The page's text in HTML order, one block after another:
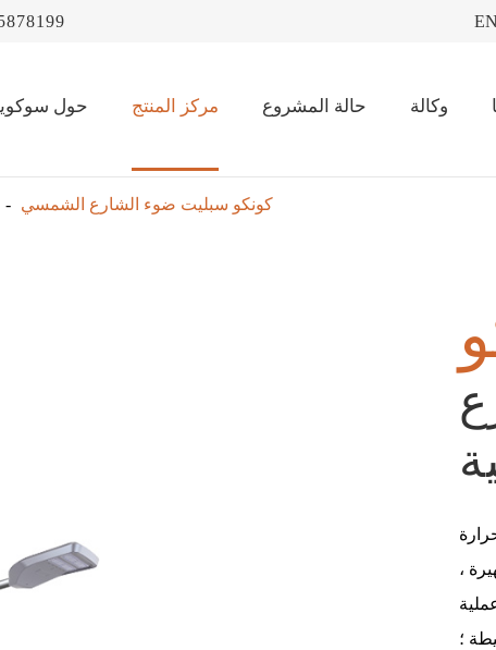
EN
حول مركز المنتج حالة المشروع وكالة
كونكو سبليت ضوء الشارع الشمسي
،
؛